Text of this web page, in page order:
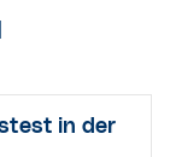
in der